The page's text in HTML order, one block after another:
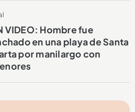
VIDEO: Hombre fue
en una playa de Santa
por manilargo con